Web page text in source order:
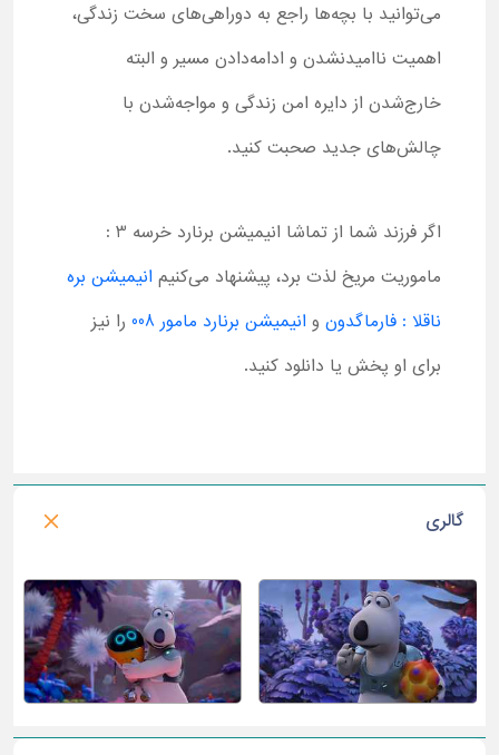
می‌توانید با بچه‌ها راجع به دوراهی‌های سخت زندگی،
اهمیت ناامیدنشدن و ادامه‌دادن مسیر و البته
خارج‌شدن از دایره امن زندگی و مواجه‌شدن با
چالش‌های جدید صحبت کنید.
اگر فرزند شما از تماشا انیمیشن برنارد خرسه 3 :
ماموریت مریخ لذت برد، پیشنهاد می‌کنیم انیمیشن بره
ناقلا : فارماگدون و انیمیشن برنارد مامور 008
را نیز
برای او پخش یا دانلود کنید.
گالری